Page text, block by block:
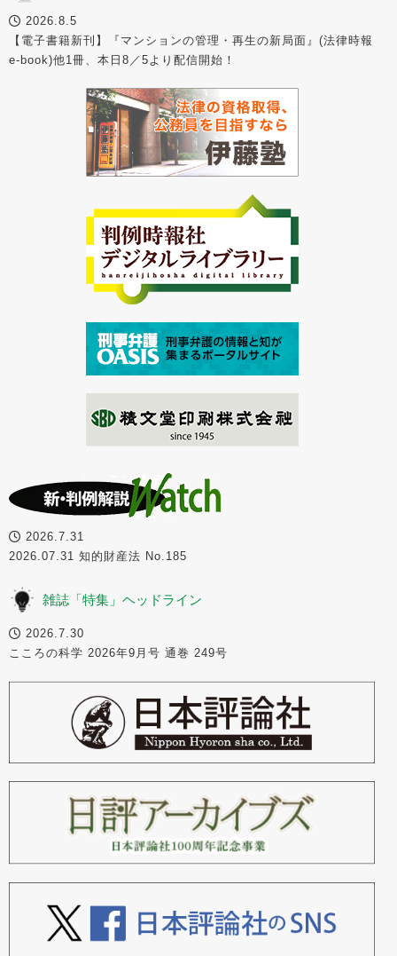
2026.8.5
【電子書籍新刊】『マンションの管理・再生の新局面』(法律時報
e-book)他1冊、本日8／5より配信開始！
2026.7.31
2026.07.31 知的財産法 No.185
雑誌「特集」ヘッドライン
2026.7.30
こころの科学 2026年9月号 通巻 249号